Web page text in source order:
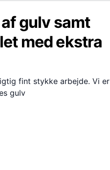
gulv samt
med ekstra
fint stykke arbejde. Vi er
gulv